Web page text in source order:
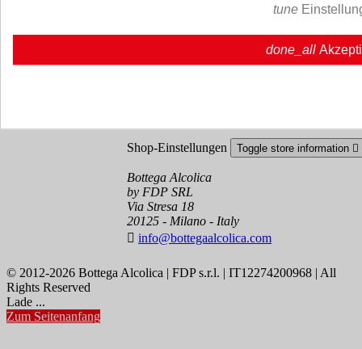
Toggle your account links
Shop-Einstellungen Toggle store information 
Bottega Alcolica
by FDP SRL
Via Stresa 18
20125 - Milano - Italy
 info@bottegaalcolica.com
© 2012-2026 Bottega Alcolica | FDP s.r.l. | IT12274200968 | All
Rights Reserved
Lade ...
Zum Seitenanfang
tune
done_all